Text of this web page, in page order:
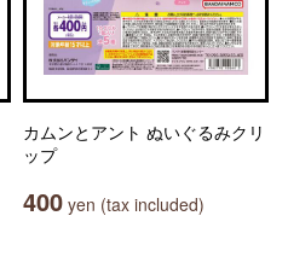
カムンとアント ぬいぐるみクリ
ップ
400 yen (tax included)